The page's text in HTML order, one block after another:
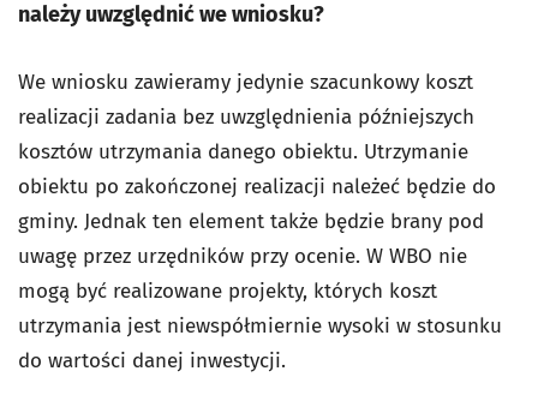
należy uwzględnić we wniosku?
We wniosku zawieramy jedynie szacunkowy koszt
realizacji zadania bez uwzględnienia późniejszych
kosztów utrzymania danego obiektu. Utrzymanie
obiektu po zakończonej realizacji należeć będzie do
gminy. Jednak ten element także będzie brany pod
uwagę przez urzędników przy ocenie. W WBO nie
mogą być realizowane projekty, których koszt
utrzymania jest niewspółmiernie wysoki w stosunku
do wartości danej inwestycji.